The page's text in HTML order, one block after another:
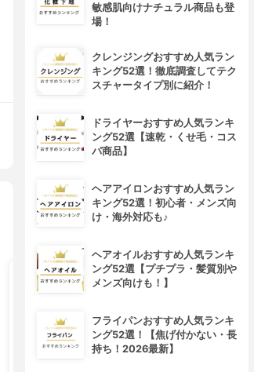
4位
敏感肌向けナチュラル商品も登
場！
クレンジングおすすめ人気ラン
キング52選！徹底調査してテク
スチャータイプ別に紹介！
ドライヤーおすすめ人気ランキ
ング52選【速乾・くせ毛・コス
パ商品】
ヘアアイロンおすすめ人気ラン
キング52選！初心者・メンズ向
け・海外対応も♪
ヘアオイルおすすめ人気ランキ
ング52選【プチプラ・髪質別や
メンズ向けも！】
フライパンおすすめ人気ランキ
ング52選！【焦げ付かない・長
持ち！2026最新】